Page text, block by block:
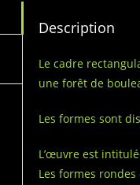
Description
Le cadre
une forêt de
Les formes sont
L’œuvre est
Les formes